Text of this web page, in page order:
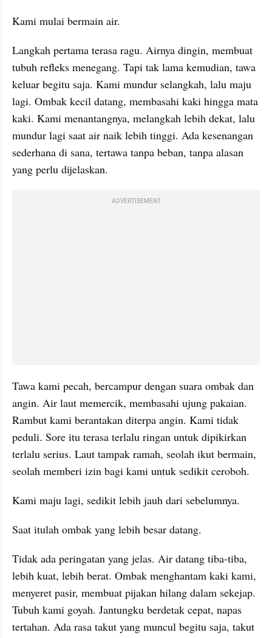
Kami mulai bermain air.
Langkah pertama terasa ragu. Airnya dingin, membuat
tubuh refleks menegang. Tapi tak lama kemudian, tawa
keluar begitu saja. Kami mundur selangkah, lalu maju
lagi. Ombak kecil datang, membasahi kaki hingga mata
kaki. Kami menantangnya, melangkah lebih dekat, lalu
mundur lagi saat air naik lebih tinggi. Ada kesenangan
sederhana di sana, tertawa tanpa beban, tanpa alasan
yang perlu dijelaskan.
ADVERTISEMENT
Tawa kami pecah, bercampur dengan suara ombak dan
angin. Air laut memercik, membasahi ujung pakaian.
Rambut kami berantakan diterpa angin. Kami tidak
peduli. Sore itu terasa terlalu ringan untuk dipikirkan
terlalu serius. Laut tampak ramah, seolah ikut bermain,
seolah memberi izin bagi kami untuk sedikit ceroboh.
Kami maju lagi, sedikit lebih jauh dari sebelumnya.
Saat itulah ombak yang lebih besar datang.
Tidak ada peringatan yang jelas. Air datang tiba-tiba,
lebih kuat, lebih berat. Ombak menghantam kaki kami,
menyeret pasir, membuat pijakan hilang dalam sekejap.
Tubuh kami goyah. Jantungku berdetak cepat, napas
tertahan. Ada rasa takut yang muncul begitu saja, takut